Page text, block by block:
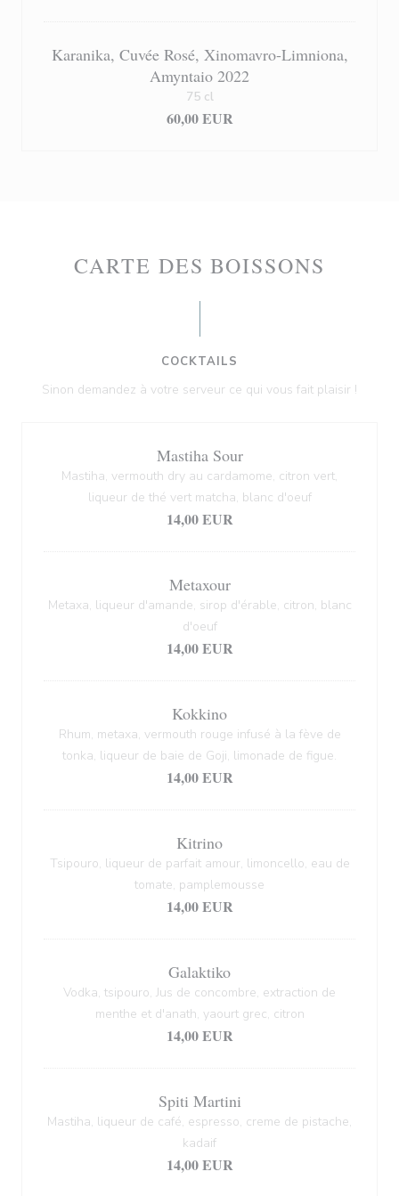
Karanika, Cuvée Rosé, Xinomavro-Limniona,
Amyntaio 2022
60,00 EUR
75 cl
CARTE DES BOISSONS
COCKTAILS
Sinon demandez à votre serveur ce qui vous fait plaisir !
Mastiha Sour
Mastiha, vermouth dry au cardamome, citron vert,
liqueur de thé vert matcha, blanc d'oeuf
14,00 EUR
Metaxour
Metaxa, liqueur d'amande, sirop d'érable, citron, blanc
d'oeuf
14,00 EUR
Kokkino
Rhum, metaxa, vermouth rouge infusé à la fève de
tonka, liqueur de baie de Goji, limonade de figue.
14,00 EUR
Kitrino
Tsipouro, liqueur de parfait amour, limoncello, eau de
tomate, pamplemousse
14,00 EUR
Galaktiko
Vodka, tsipouro, Jus de concombre, extraction de
menthe et d'anath, yaourt grec, citron
14,00 EUR
Spiti Martini
Mastiha, liqueur de café, espresso, creme de pistache,
kadaif
14,00 EUR